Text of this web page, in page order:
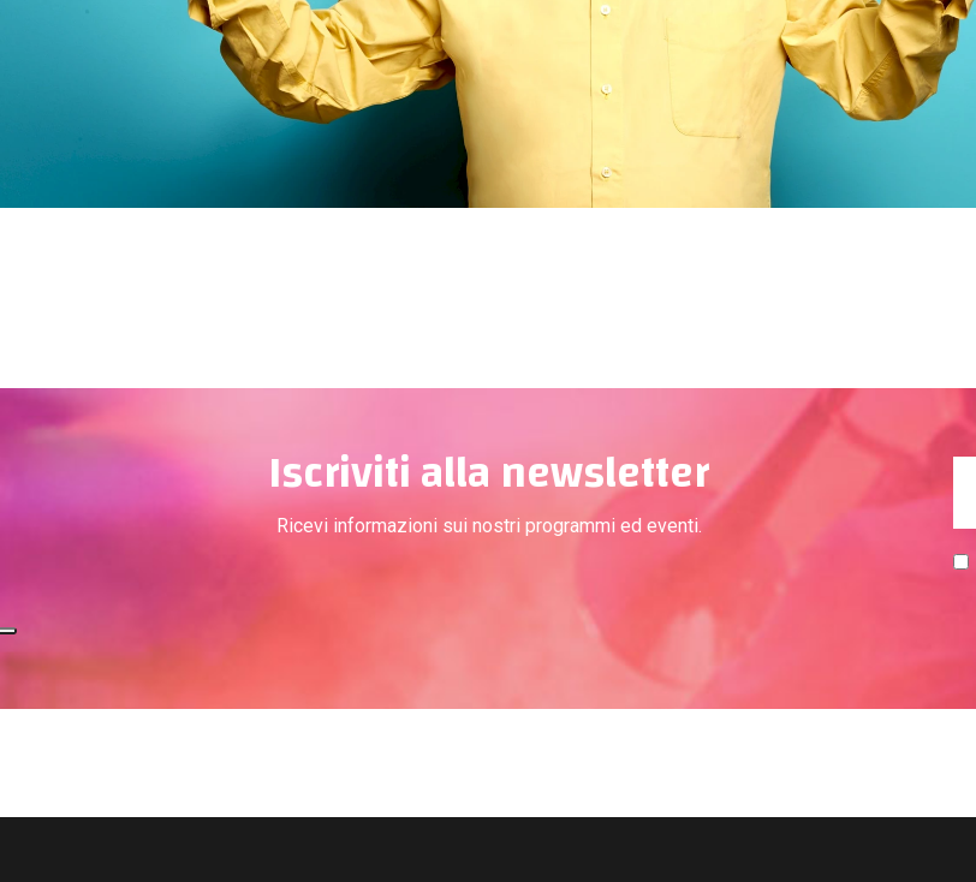
Iscriviti alla newsletter
Ricevi informazioni sui nostri programmi ed eventi.